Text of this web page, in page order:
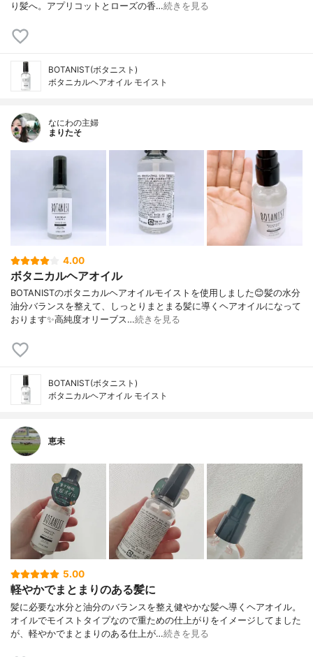
り髪へ。アプリコットとローズの香…続きを見る
BOTANIST(ボタニスト)
ボタニカルヘアオイル モイスト
なにわの主婦
まりたそ
4.00
ボタニカルヘアオイル
BOTANISTのボタニカルヘアオイルモイストを使用しました😊髪の水分
油分バランスを整えて、しっとりまとまる髪に導くヘアオイルになって
おります✨高純度オリーブス…続きを見る
BOTANIST(ボタニスト)
ボタニカルヘアオイル モイスト
恵未
5.00
軽やかでまとまりのある髪に
髪に必要な水分と油分のバランスを整え健やかな髪へ導くヘアオイル。
オイルでモイストタイプなので重ための仕上がりをイメージしてました
が、軽やかでまとまりのある仕上が…続きを見る